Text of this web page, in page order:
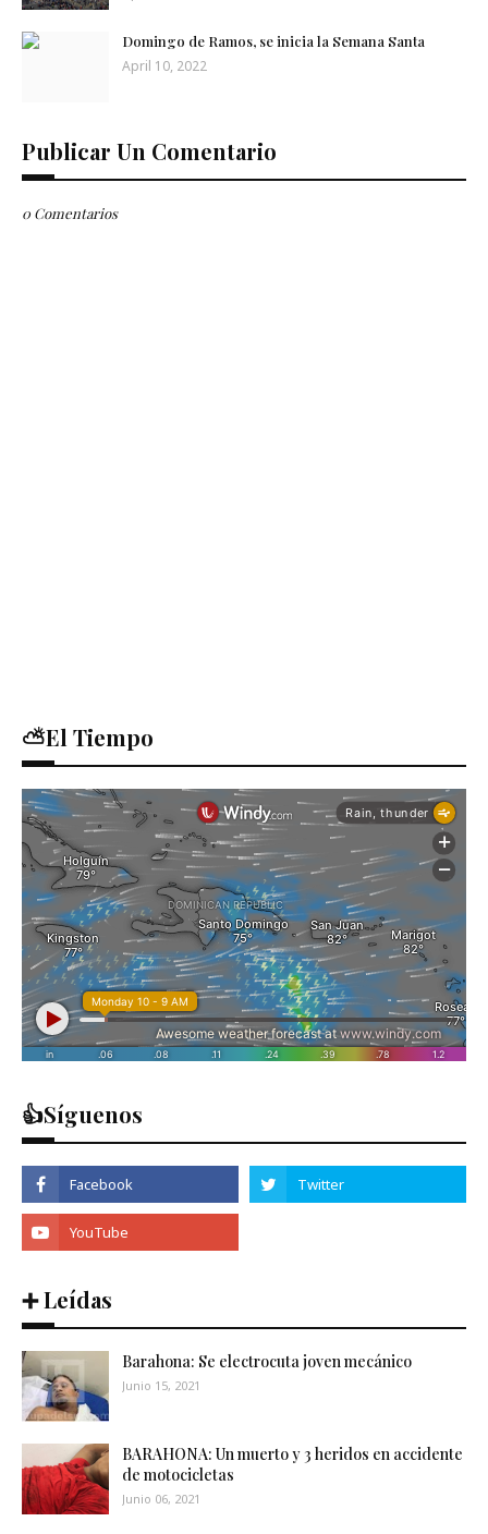
Domingo de Ramos, se inicia la Semana Santa
April 10, 2022
Publicar Un Comentario
0 Comentarios
⛅El Tiempo
👍Síguenos
➕ Leídas
Barahona: Se electrocuta joven mecánico
Junio 15, 2021
BARAHONA: Un muerto y 3 heridos en accidente
de motocicletas
Junio 06, 2021